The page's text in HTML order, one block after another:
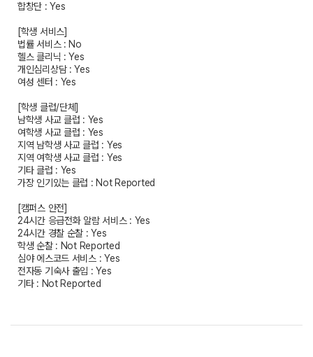
합창단 : Yes
[학생 서비스]
법률 서비스 : No
헬스 클리닉 : Yes
개인심리상담 : Yes
여성 센터 : Yes
[학생 클럽/단체]
남학생 사교 클럽 : Yes
여학생 사교 클럽 : Yes
지역 남학생 사교 클럽 : Yes
지역 여학생 사교 클럽 : Yes
기타 클럽 : Yes
가장 인기있는 클럽 : Not Reported
[캠퍼스 안전]
24시간 응급전화 알람 서비스 : Yes
24시간 경찰 순찰 : Yes
학생 순찰 : Not Reported
심야 에스코드 서비스 : Yes
전자동 기숙사 출입 : Yes
기타 : Not Reported